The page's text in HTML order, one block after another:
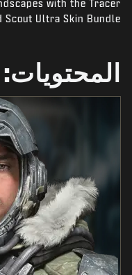
أخبار
الرياضات الإلكترونية
إعداد حساب
with the Tracer
Scout Ultra Skin Bundle.
المحتويات: